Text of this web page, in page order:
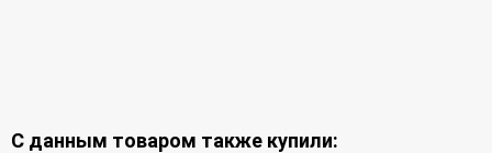
С данным товаром также купили: